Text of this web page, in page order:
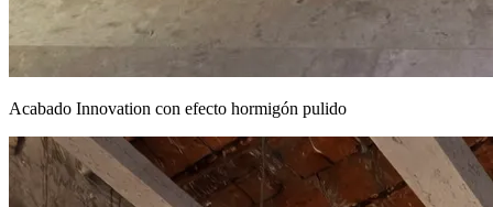
Acabado Innovation con efecto hormigón pulido